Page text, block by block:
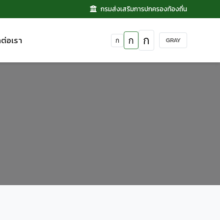
กรมส่งเสริมการปกครองท้องถิ่น
อเรา ก ก ก GRAY